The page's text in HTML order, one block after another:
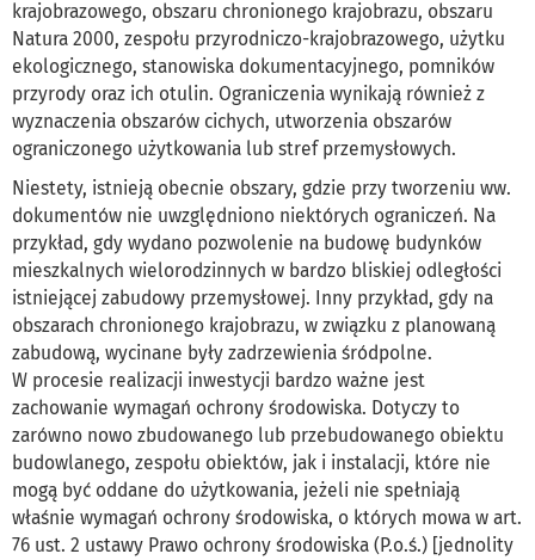
krajobrazowego, obszaru chronionego krajobrazu, obszaru
Natura 2000, zespołu przyrodniczo-krajobrazowego, użytku
ekologicznego, stanowiska dokumentacyjnego, pomników
przyrody oraz ich otulin. Ograniczenia wynikają również z
wyznaczenia obszarów cichych, utworzenia obszarów
ograniczonego użytkowania lub stref przemysłowych.
Niestety, istnieją obecnie obszary, gdzie przy tworzeniu ww.
dokumentów nie uwzględniono niektórych ograniczeń. Na
przykład, gdy wydano pozwolenie na budowę budynków
mieszkalnych wielorodzinnych w bardzo bliskiej odległości
istniejącej zabudowy przemysłowej. Inny przykład, gdy na
obszarach chronionego krajobrazu, w związku z planowaną
zabudową, wycinane były zadrzewienia śródpolne.
W procesie realizacji inwestycji bardzo ważne jest
zachowanie wymagań ochrony środowiska. Dotyczy to
zarówno nowo zbudowanego lub przebudowanego obiektu
budowlanego, zespołu obiektów, jak i instalacji, które nie
mogą być oddane do użytkowania, jeżeli nie spełniają
właśnie wymagań ochrony środowiska, o których mowa w art.
76 ust. 2 ustawy Prawo ochrony środowiska (P.o.ś.) [jednolity